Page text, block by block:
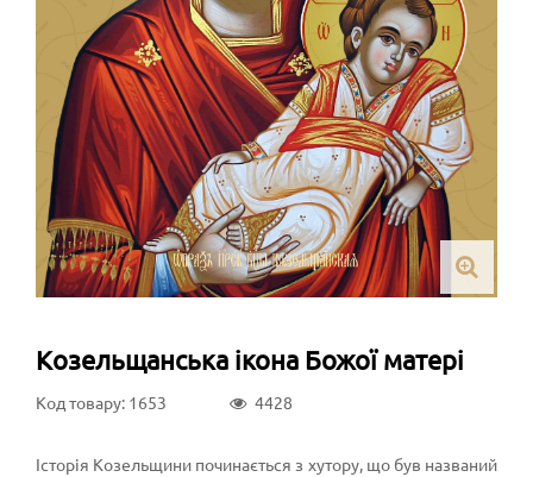
Козельщанська ікона Божої матері
Код товару: 1653 4428
Історія Козельщини починається з хутору, що був названий